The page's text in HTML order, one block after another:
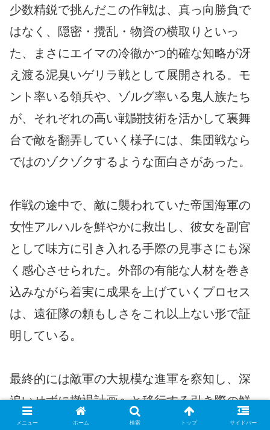
少数精鋭で挑んだこの作戦は、真っ向勝負で
はなく、隠密・攪乱・物資の横取りといっ
た、まさにエイマの冷徹かつ的確な知略が冴
え渡る泥臭いゲリラ戦として展開される。モ
ント率いる領兵や、ゾルグ率いる鬼人族たち
が、それぞれの高い戦闘技術を活かして裏舞
台で敵を翻弄していく様子には、集団戦なら
ではのゾクゾクするような面白さがあった。
作戦の途中で、敵に襲われていた帝国海軍の
女性アルハルを鮮やかに救出し、彼女を副官
として味方に引き入れる手際の見事さにも深
く感心させられた。外部の有能な人材を巻き
込みながら着実に成果を上げていくプロセス
は、遠征隊の頼もしさをこれ以上ない形で証
明している。
最終的には敵軍の大規模な進軍を察知し、深
追いせずに撤退計画へと移行する引き際の鮮
やかさも含め、エイマの指揮官としての才能
メニュー ホーム 検索 トップ サイドバー